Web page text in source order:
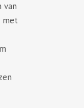
van
met